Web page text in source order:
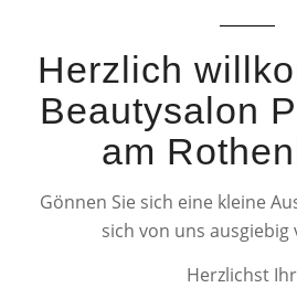
Herzlich
Beautysalon
am
Gönnen Sie sich eine kleine
sich von uns ausgiebig
Herzlichst